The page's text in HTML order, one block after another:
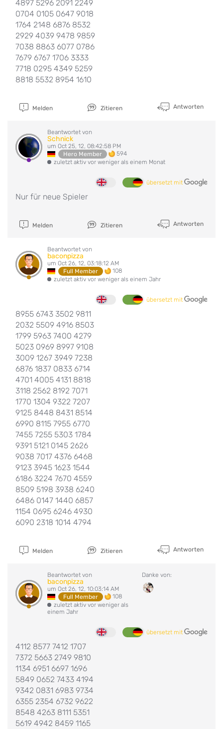
4897 5296 2091 2249
0704 0105 0647 9018
1764 2148 6876 8532
2929 4039 9478 9859
7038 8863 6077 0786
7679 6767 1706 3333
7718 0295 4349 5259
8818 5532 8954 1610
Melden Zitieren Antworten
Beantwortet von
Schnick
um Oct 25, 12, 08:42:58 PM
Hero Member
594
zuletzt aktiv vor weniger als einem Monat
übersetzt mit
Nur für neue Spieler
Melden Zitieren Antworten
Beantwortet von
baconpizza
um Oct 26, 12, 03:18:12 AM
Full Member
108
zuletzt aktiv vor weniger als einem Jahr
übersetzt mit
8955 6743 3502 9811
2032 5509 4916 8503
1799 5963 7400 4279
5023 0969 8997 9108
3009 1267 3949 7238
6876 1837 0833 6714
4701 4005 4131 8818
3118 2562 8192 7071
1770 1304 9322 7207
9125 8448 8431 8514
6990 8115 7955 6770
7455 7255 5303 1784
9391 5121 0145 2626
9038 7017 4376 6468
9123 3945 1623 1544
6186 3224 7670 4559
8509 5198 3938 6240
6486 0147 1440 6857
1154 0695 6246 4930
6090 2318 1014 4794
Melden Zitieren Antworten
Beantwortet von
baconpizza
um Oct 26, 12, 10:03:14 AM
Full Member
108
zuletzt aktiv vor weniger als
einem Jahr
Danke von:
übersetzt mit
4112 8577 7412 1707
7372 5663 2749 9810
1134 6951 6697 1696
5849 0652 7433 4194
9342 0831 6983 9734
6355 2354 6732 9622
8548 4263 8111 5351
5619 4942 8459 1165